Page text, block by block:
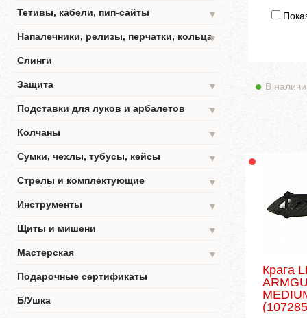
Тетивы, кабели, пип-сайты
▼
Напалечники, релизы, перчатки, кольца▼
Слинги
Защита
▼
Подставки для луков и арбалетов
▼
Колчаны
▼
Сумки, чехлы, тубусы, кейсы
▼
Стрелы и комплектующие
▼
Инструменты
▼
Щиты и мишени
▼
Мастерская
▼
Подарочные сертификаты
Б/Ушка
В
Крага